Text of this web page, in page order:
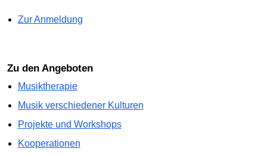
Zur Anmeldung
Zu den Angeboten
Musiktherapie
Musik verschiedener Kulturen
Projekte und Workshops
Kooperationen